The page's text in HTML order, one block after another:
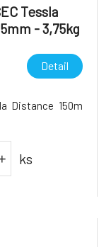
Tessla
- 3,75kg
Detail
Distance 150m
ks